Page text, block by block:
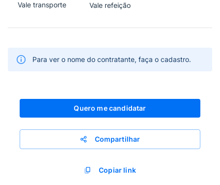
Vale transporte Vale refeição
Para ver o nome do contratante, faça o cadastro.
Quero me candidatar
Compartilhar
Copiar link